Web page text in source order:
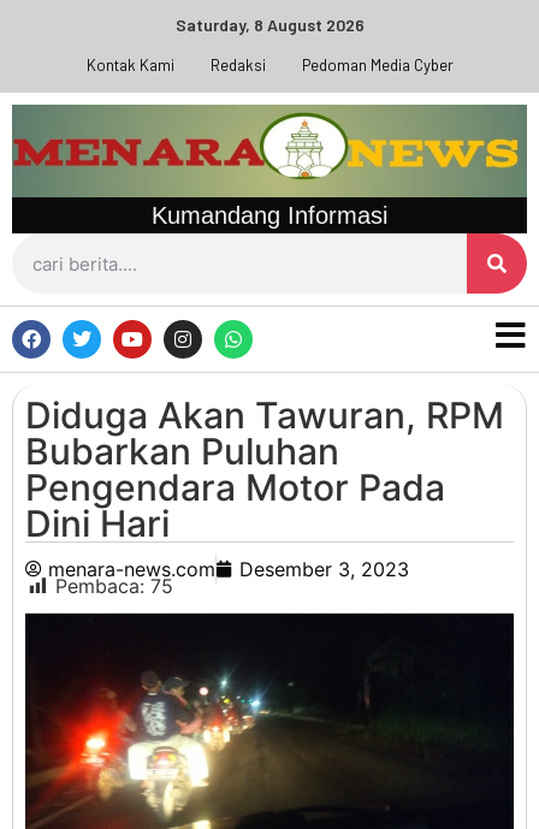
Saturday, 8 August 2026
Kontak Kami Redaksi Pedoman Media Cyber
Kumandang Informasi
Diduga Akan Tawuran, RPM
Bubarkan Puluhan
Pengendara Motor Pada
Dini Hari
menara-news.com Desember 3, 2023
Pembaca: 75